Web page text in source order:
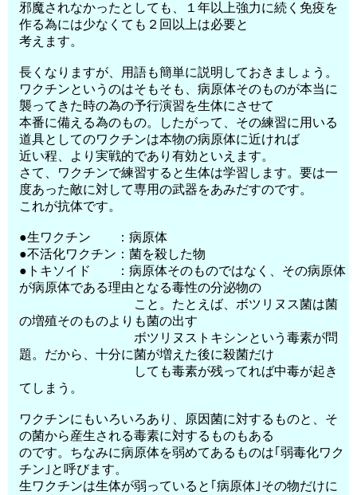
邪魔されなかったとしても、１年以上強力に続く免疫を
作る為には少なくても２回以上は必要と
考えます。
長くなりますが、用語も簡単に説明しておきましょう。
ワクチンというのはそもそも、病原体そのものが本当に
襲ってきた時の為の予行演習を生体にさせて
本番に備える為のもの。したがって、その練習に用いる
道具としてのワクチンは本物の病原体に近ければ
近い程、より実戦的であり有効といえます。
さて、ワクチンで練習すると生体は学習します。要は一
度あった敵に対して専用の武器をあみだすのです。
これが抗体です。
●生ワクチン ：病原体
●不活化ワクチン：菌を殺した物
●トキソイド ：病原体そのものではなく、その病原体
が病原体である理由となる毒性の分泌物の
こと。たとえば、ボツリヌス菌は菌
の増殖そのものよりも菌の出す
ボツリヌストキシンという毒素が問
題。だから、十分に菌が増えた後に殺菌だけ
しても毒素が残ってれば中毒が起き
てしまう。
ワクチンにもいろいろあり、原因菌に対するものと、そ
の菌から産生される毒素に対するものもある
のです。ちなみに病原体を弱めてあるものは｢弱毒化ワク
チン｣と呼びます。
生ワクチンは生体が弱っていると｢病原体｣その物だけに